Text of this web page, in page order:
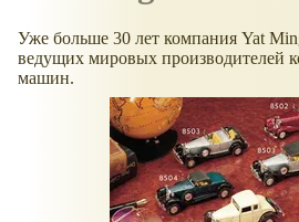
Уже больше 30 лет компания Yat
ведущих мировых производителей
машин.